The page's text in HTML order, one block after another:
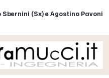
Sbernini (Sx) e Agostino Pavoni